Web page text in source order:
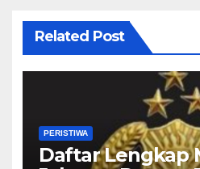
Related Post
PERISTIWA
Daftar Lengkap